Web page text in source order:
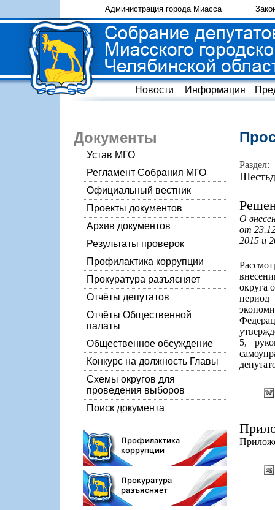
Администрация города Миасса
Новости Информация
Документы
Устав МГО
Регламент Собрания МГО
Официальный вестник
Проекты документов
Архив документов
Результаты проверок
Профилактика коррупции
Прокуратура разъясняет
Отчёты депутатов
Отчёты Общественной
палаты
Общественное обсуждение
Конкурс на должность Главы
Схемы округов для
проведения выборов
Поиск документа
Раздел:
О
от
2015 и
округа
период
5,